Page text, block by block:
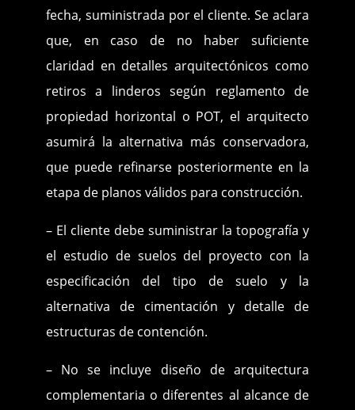
fecha, suministrada por el cliente. Se aclara
que, en caso de no haber suficiente
claridad en detalles arquitectónicos como
retiros a linderos según reglamento de
propiedad horizontal o POT, el arquitecto
asumirá la alternativa más conservadora,
que puede refinarse posteriormente en la
etapa de planos válidos para construcción.
– El cliente debe suministrar la topografía y
el estudio de suelos del proyecto con la
especificación del tipo de suelo y la
alternativa de cimentación y detalle de
estructuras de contención.
– No se incluye diseño de arquitectura
complementaria o diferentes al alcance de